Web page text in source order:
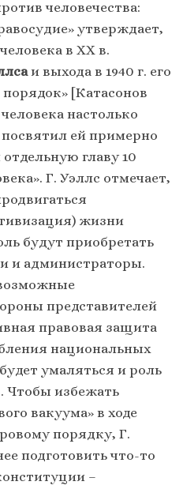
человечества:
утверждает,
в ХХ в.
и выхода в 1940 г. его
[Катасонов
человека настолько
ей примерно
главу 10
Г. Уэллс отмечает,
жизни
будут приобретать
и администраторы.
представителей
правовая защита
национальных
умаляться и роль
Чтобы избежать
вакуума» в ходе
порядку, Г.
подготовить что-то
–